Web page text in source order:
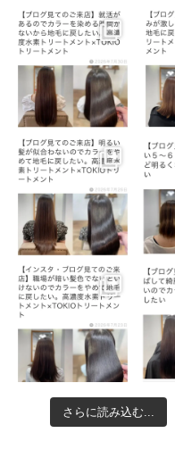
さらに読み込む...